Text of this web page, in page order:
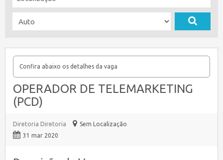
Confira abaixo os detalhes da vaga
OPERADOR DE TELEMARKETING
(PCD)
Diretoria Diretoria
Sem Localização
31 mar 2020